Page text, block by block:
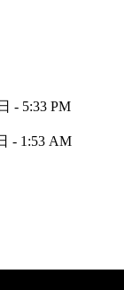
- 5:33 PM
- 1:53 AM